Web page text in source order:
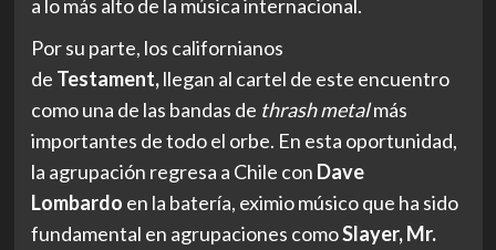
a lo más alto de la música internacional.
Por su parte, los californianos
de Testament,llegan al cartel de este encuentro
como una de las bandas de thrash metalmás
importantes de todo el orbe. En esta oportunidad,
la agrupación regresa a Chile con Dave
Lombardo en la batería, eximio músico que ha sido
fundamental en agrupaciones comoSlayer, Mr.